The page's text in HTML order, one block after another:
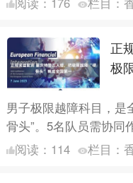
正
极
男子极限越障科目，是
骨头”。5名队员需协同
赛道上连续跨越21个障
阅读： 114 栏目：